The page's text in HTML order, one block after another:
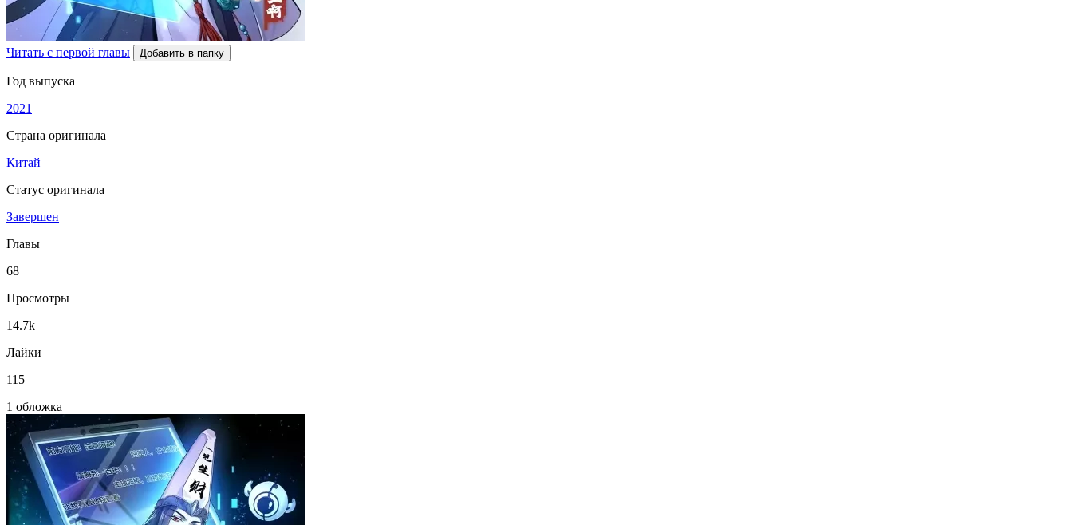
Читать с первой главы Добавить в папку
Год выпуска
2021
Страна оригинала
Китай
Статус оригинала
Завершен
Главы
68
Просмотры
14.7k
Лайки
115
1 обложка